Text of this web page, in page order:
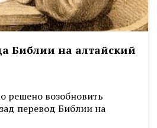
Библии на алтайский
решено возобновить
перевод Библии на